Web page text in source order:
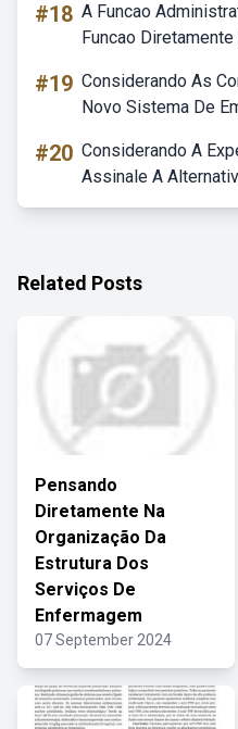
#18 A Funcao
Funcao
#19 Considerando As
Novo Sistema De
#20 Considerando A
Assinale A
Related Posts
Pensando
Diretamente Na
Organização Da
Estrutura Dos
Serviços De
Enfermagem
07 September 2024